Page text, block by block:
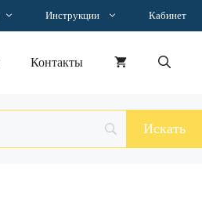
Инструкции Кабинет
Контакты